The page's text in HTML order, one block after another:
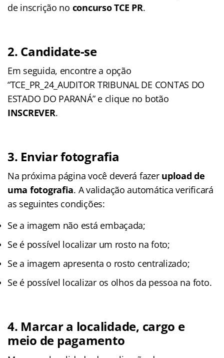
de inscrição no concurso TCE PR.
2. Candidate-se
Em seguida, encontre a opção
“TCE_PR_24_AUDITOR TRIBUNAL DE CONTAS DO
ESTADO DO PARANÁ” e clique no botão
INSCREVER.
3. Enviar fotografia
Na próxima página você deverá fazerupload de
uma fotografia. A validação automática verificará
as seguintes condições:
Se a imagem não está embaçada;
Se é possível localizar um rosto na foto;
Se a imagem apresenta o rosto centralizado;
Se é possível localizar os olhos da pessoa na foto.
4. Marcar a localidade, cargo e
meio de pagamento